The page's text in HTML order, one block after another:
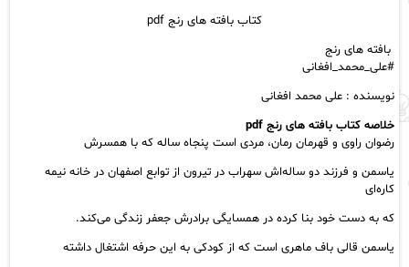
تومان42,600.
کتاب بافته های رنج pdf
بافته های رنج
#علی_محمد_افغانی
نویسنده : علی محمد افغانی
خلاصه کتاب بافته های رنج pdf
رضوان راوی و قهرمان رمان، مردی است پنجاه ساله که با همسرش
یاسمن و فرزند دو ساله‌اش سهراب در تیرون از توابع اصفهان در خانه نیمه
کاره‌ای
که به دست خود بنا کرده در همسایگی برادرش جعفر زندگی می‌کند.
یاسمن قالی باف ماهری است که از کودکی به این حرفه اشتغال داشته